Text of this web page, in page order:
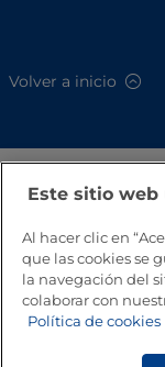
Volver a inicio
Este sitio
Al hacer clic en
que las cookies se
la navegación del
colaborar con
Política de cookies